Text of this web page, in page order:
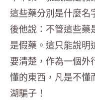
這些藥分別是什麼名
後他說：不管這些藥
是假藥。這只能說明
要清楚，作為一個外
懂的東西，凡是不懂
湖騙子！